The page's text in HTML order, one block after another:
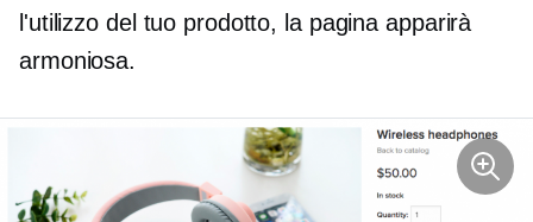
l'utilizzo del tuo prodotto, la pagina apparirà
armoniosa.